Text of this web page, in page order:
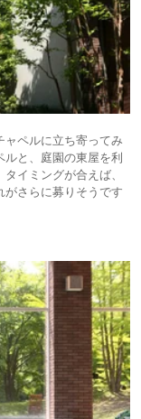
ャペルに立ち寄ってみ
ルと、庭園の東屋を利
イミングが合えば、
さらに募りそうです